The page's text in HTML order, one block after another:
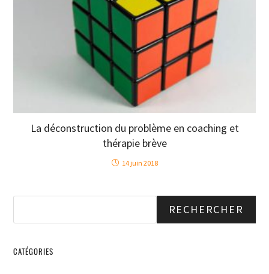
La déconstruction du problème en coaching et
thérapie brève
14 juin 2018
RECHERCHER
CATÉGORIES